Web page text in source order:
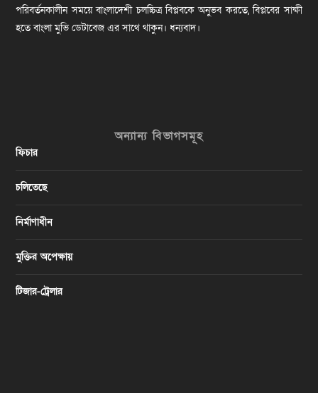
পরিবর্তনকালীন সময়ে বাংলাদেশী চলচ্চিত্র বিপ্লবকে অনুভব করতে, বিপ্লবের সাক্ষী
হতে বাংলা মুভি ডেটাবেজ এর সাথে থাকুন। ধন্যবাদ।
অন্যান্য বিভাগসমূহ
ফিচার
চলিতেছে
নির্মাণাধীন
মুক্তির অপেক্ষায়
টিজার-ট্রেলার